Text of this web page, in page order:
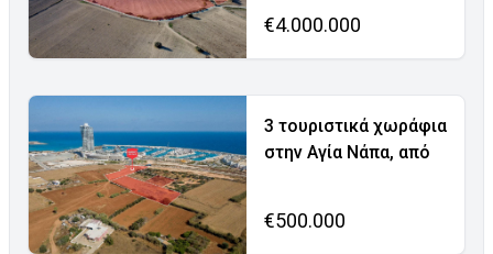
€4.000.000
3 τουριστικά χωράφια
στην Αγία Νάπα, από
€500.000